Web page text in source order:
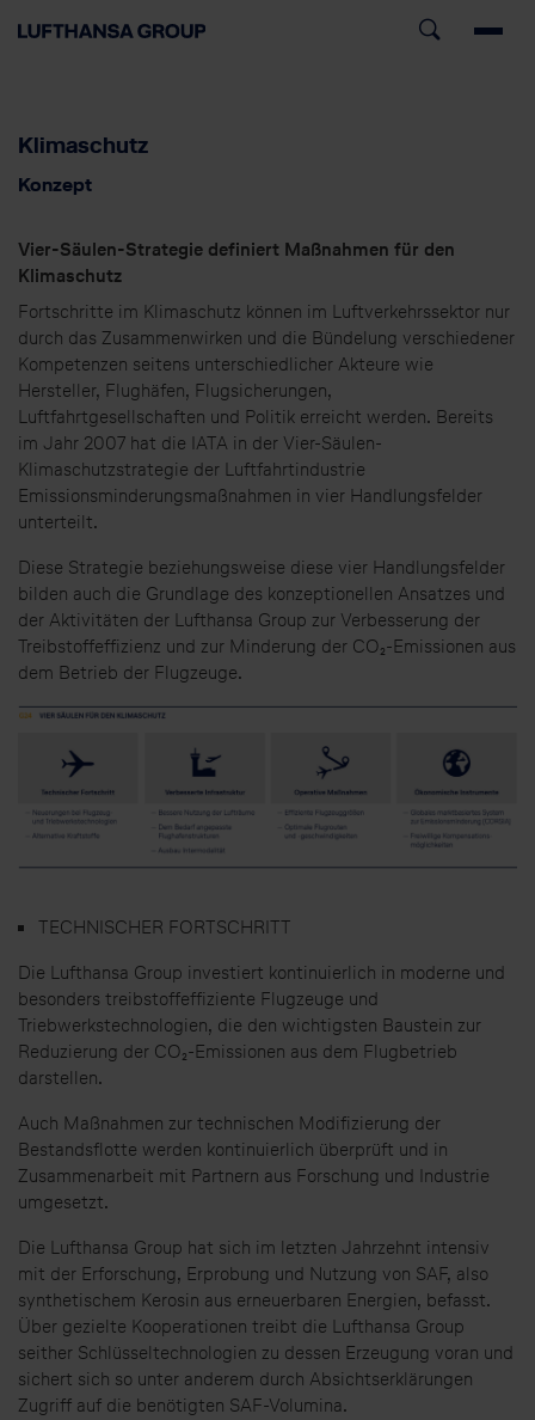
Klimaschutz
Konzept
Vier-Säulen-Strategie definiert Maßnahmen für den
Klimaschutz
Fortschritte im Klimaschutz können im Luftverkehrssektor nur
durch das Zusammenwirken und die Bündelung verschiedener
Kompetenzen seitens unterschiedlicher Akteure wie
Hersteller, Flughäfen, Flugsicherungen,
Luftfahrtgesellschaften und Politik erreicht werden. Bereits
im Jahr 2007 hat die IATA in der Vier-Säulen-
Klimaschutzstrategie der Luftfahrtindustrie
Emissionsminderungsmaßnahmen in vier Handlungsfelder
unterteilt.
Diese Strategie beziehungsweise diese vier Handlungsfelder
bilden auch die Grundlage des konzeptionellen Ansatzes und
der Aktivitäten der Lufthansa Group zur Verbesserung der
Treibstoffeffizienz und zur Minderung der CO₂-Emissionen aus
dem Betrieb der Flugzeuge.
TECHNISCHER FORTSCHRITT
Die Lufthansa Group investiert kontinuierlich in moderne und
besonders treibstoffeffiziente Flugzeuge und
Triebwerkstechnologien, die den wichtigsten Baustein zur
Reduzierung der CO₂-Emissionen aus dem Flugbetrieb
darstellen.
Auch Maßnahmen zur technischen Modifizierung der
Bestandsflotte werden kontinuierlich überprüft und in
Zusammenarbeit mit Partnern aus Forschung und Industrie
umgesetzt.
Die Lufthansa Group hat sich im letzten Jahrzehnt intensiv
mit der Erforschung, Erprobung und Nutzung von SAF, also
synthetischem Kerosin aus erneuerbaren Energien, befasst.
Über gezielte Kooperationen treibt die Lufthansa Group
seither Schlüsseltechnologien zu dessen Erzeugung voran und
sichert sich so unter anderem durch Absichtserklärungen
Zugriff auf die benötigten SAF-Volumina.